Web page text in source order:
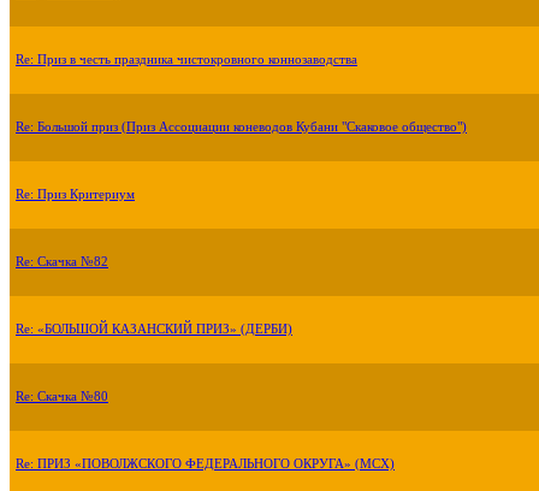
Re: Приз в честь праздника чистокровного коннозаводства
Re: Большой приз (Приз Ассоциации коневодов Кубани "Скаковое общество")
Re: Приз Критериум
Re: Скачка №82
Re: «БОЛЬШОЙ КАЗАНСКИЙ ПРИЗ» (ДЕРБИ)
Re: Скачка №80
Re: ПРИЗ «ПОВОЛЖСКОГО ФЕДЕРАЛЬНОГО ОКРУГА» (МСХ)